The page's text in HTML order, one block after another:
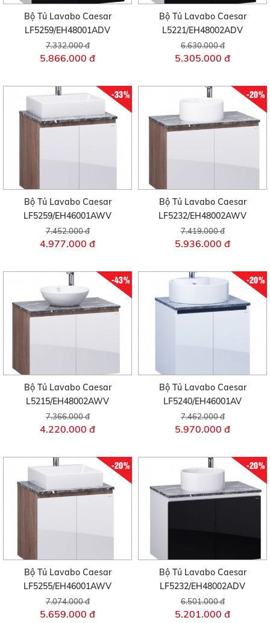
Bộ Tủ Lavabo Caesar
LF5259/EH48001ADV
7.332.000 đ
5.866.000 đ
Bộ Tủ Lavabo Caesar
L5221/EH48002ADV
6.630.000 đ
5.305.000 đ
-33%
Bộ Tủ Lavabo Caesar
LF5259/EH46001AWV
7.452.000 đ
4.977.000 đ
-20%
Bộ Tủ Lavabo Caesar
LF5232/EH48002AWV
7.419.000 đ
5.936.000 đ
-43%
Bộ Tủ Lavabo Caesar
L5215/EH48002AWV
7.366.000 đ
4.220.000 đ
-20%
Bộ Tủ Lavabo Caesar
LF5240/EH46001AV
7.462.000 đ
5.970.000 đ
-20%
Bộ Tủ Lavabo Caesar
LF5255/EH46001AWV
7.074.000 đ
5.659.000 đ
-20%
Bộ Tủ Lavabo Caesar
LF5232/EH48002ADV
6.501.000 đ
5.201.000 đ